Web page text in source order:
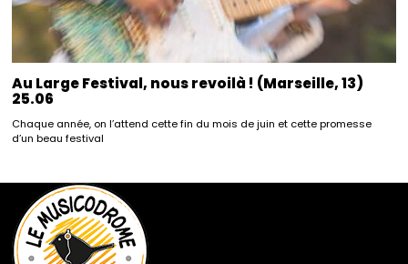
Au Large Festival, nous revoilà ! (Marseille, 13)
25.06
Chaque année, on l’attend cette fin du mois de juin et cette promesse
d’un beau festival